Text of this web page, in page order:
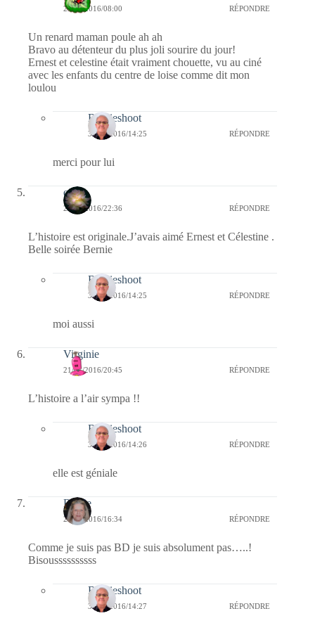
22/01/2016/08:00 RÉPONDRE
Un renard maman poule ah ah
Bravo au détenteur du plus joli sourire du jour!
Ernest et celestine était vraiment chouette, vu au ciné
avec les enfants du centre de loise comme dit mon
loulou
Bernieshoot
31/01/2016/14:25 RÉPONDRE
merci pour lui
erato
21/01/2016/22:36 RÉPONDRE
L’histoire est originale.J’avais aimé Ernest et Célestine .
Belle soirée Bernie
Bernieshoot
31/01/2016/14:25 RÉPONDRE
moi aussi
Virginie
21/01/2016/20:45 RÉPONDRE
L’histoire a l’air sympa !!
Bernieshoot
31/01/2016/14:26 RÉPONDRE
elle est géniale
Renee
21/01/2016/16:34 RÉPONDRE
Comme je suis pas BD je suis absolument pas…..!
Bisoussssssssss
Bernieshoot
31/01/2016/14:27 RÉPONDRE